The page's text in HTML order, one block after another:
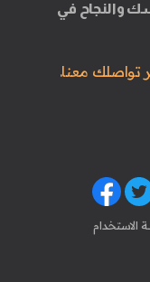
والنجاح في
تواصلك معنا.
الاستخدام